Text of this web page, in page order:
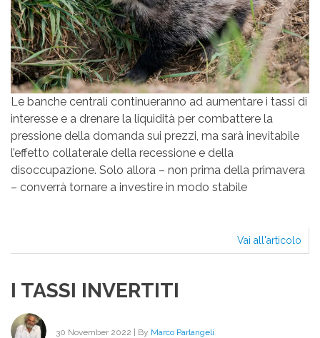
Le banche centrali continueranno ad aumentare i tassi di
interesse e a drenare la liquidità per combattere la
pressione della domanda sui prezzi, ma sarà inevitabile
l’effetto collaterale della recessione e della
disoccupazione. Solo allora – non prima della primavera
– converrà tornare a investire in modo stabile
Vai all'articolo
I TASSI INVERTITI
30 November 2022 | By Marco Parlangeli